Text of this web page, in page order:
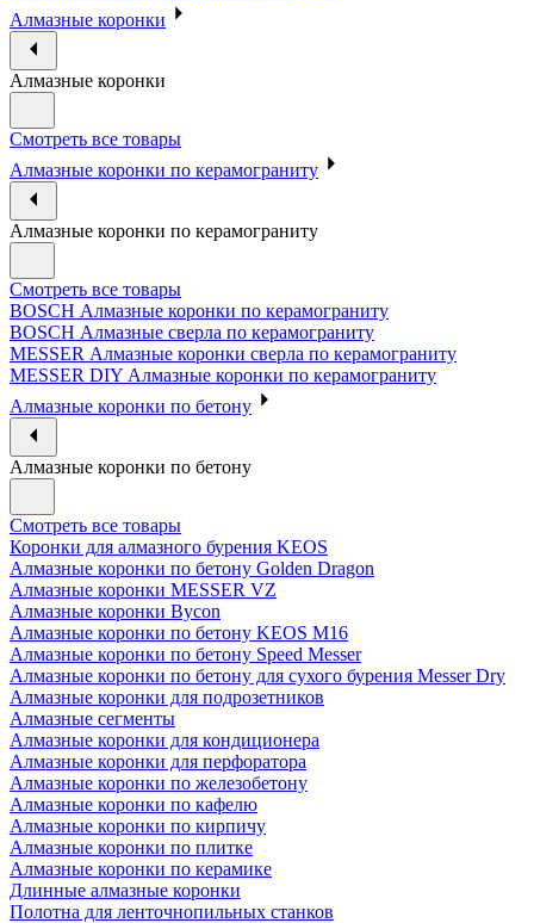
Алмазные коронки
Алмазные коронки
Смотреть все товары
Алмазные коронки по керамограниту
Алмазные коронки по керамограниту
Смотреть все товары
BOSCH Алмазные коронки по керамограниту
BOSCH Алмазные сверла по керамограниту
MESSER Алмазные коронки сверла по керамограниту
MESSER DIY Алмазные коронки по керамограниту
Алмазные коронки по бетону
Алмазные коронки по бетону
Смотреть все товары
Коронки для алмазного бурения KEOS
Алмазные коронки по бетону Golden Dragon
Алмазные коронки MESSER VZ
Алмазные коронки Bycon
Алмазные коронки по бетону KEOS M16
Алмазные коронки по бетону Speed Messer
Алмазные коронки по бетону для сухого бурения Messer Dry
Алмазные коронки для подрозетников
Алмазные сегменты
Алмазные коронки для кондиционера
Алмазные коронки для перфоратора
Алмазные коронки по железобетону
Алмазные коронки по кафелю
Алмазные коронки по кирпичу
Алмазные коронки по плитке
Алмазные коронки по керамике
Длинные алмазные коронки
Полотна для ленточнопильных станков